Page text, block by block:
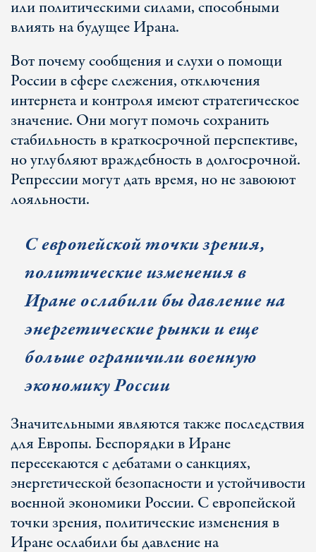
или политическими силами, способными
влиять на будущее Ирана.
Вот почему сообщения и слухи о помощи
России в сфере слежения, отключения
интернета и контроля имеют стратегическое
значение. Они могут помочь сохранить
стабильность в краткосрочной перспективе,
но углубляют враждебность в долгосрочной.
Репрессии могут дать время, но не завоюют
лояльности.
С европейской точки зрения,
политические изменения в
Иране ослабили бы давление на
энергетические рынки и еще
больше ограничили военную
экономику России
Значительными являются также последствия
для Европы. Беспорядки в Иране
пересекаются с дебатами о санкциях,
энергетической безопасности и устойчивости
военной экономики России. С европейской
точки зрения, политические изменения в
Иране ослабили бы давление на